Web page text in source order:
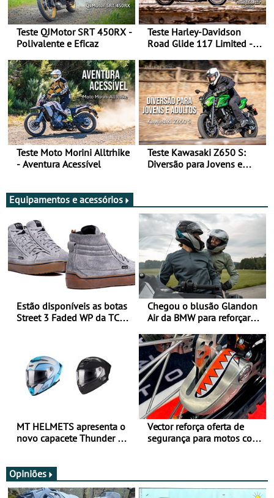
Teste QJMotor SRT 450RX -
Polivalente e Eficaz
Teste Harley-Davidson
Road Glide 117 Limited - A
Teste Moto Morini Alltrhike
- Aventura Acessível
Teste Kawasaki Z650 S:
Diversão para Jovens e
Equipamentos e acessórios
Estão disponíveis as botas
Street 3 Faded WP da TCX
Chegou o blusão Glandon
Air da BMW para reforçar
verão
MT HELMETS apresenta o
novo capacete Thunder 4 R
Vector reforça oferta de
segurança para motos com
Opiniões